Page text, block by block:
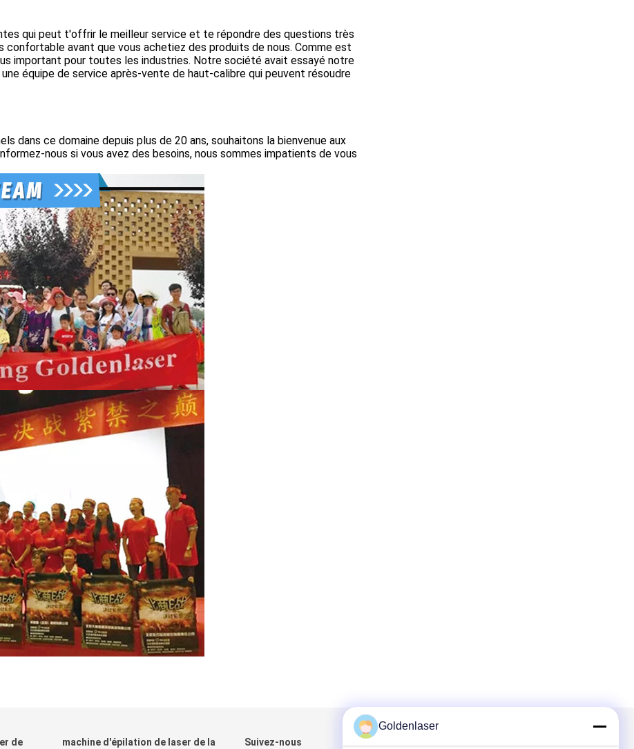
qui peut t'offrir le meilleur service et te répondre des questions très
confortable avant que vous achetiez des produits de nous. Comme est
important pour toutes les industries. Notre société avait essayé notre
équipe de service après-vente de haut-calibre qui peuvent résoudre
dans ce domaine depuis plus de 20 ans, souhaitons la bienvenue aux
nous si vous avez des besoins, nous sommes impatients de vous
de machine d'épilation de laser de la Suivez-nous
Goldenlaser